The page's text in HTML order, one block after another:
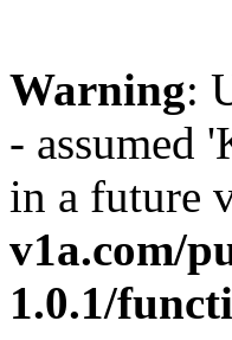
Warning:
- assumed
in a future
v1a.com/
1.0.1/